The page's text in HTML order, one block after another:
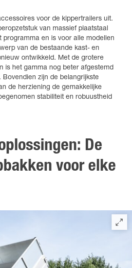
voor de kippertrailers uit.
van massief plaatstaal
programma en is voor alle modellen
van de bestaande kast- en
ontwikkeld. Met de grotere
is het gamma nog beter afgestemd
zijn de belangrijkste
de herziening de gemakkelijke
stabiliteit en robuustheid
De
voor elke